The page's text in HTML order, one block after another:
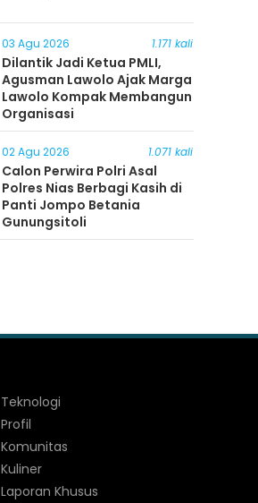
03 Agu 2026 1.171 kali
Dilantik Jadi Ketua PMLI,
Agusman Lawolo Ajak Marga
Lawolo Kompak Membangun
Organisasi
02 Agu 2026 1.071 kali
Calon Perwira Polri Asal
Polres Nias Berbagi Kasih di
Panti Jompo Betania
Gunungsitoli
Teknologi
Profil
Komunitas
Kuliner
Laporan Khusus